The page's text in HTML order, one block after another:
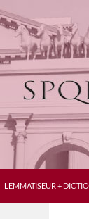
LEMMATISEUR +